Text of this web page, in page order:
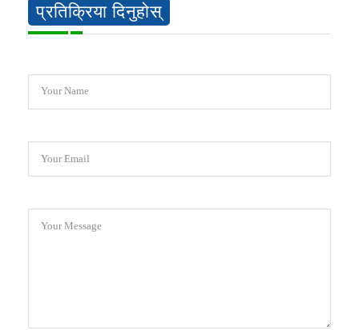
प्रतिक्रिया दिनुहोस्
Your Name
Your Email
Your Message